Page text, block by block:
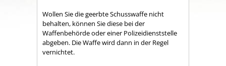
Wollen Sie die geerbte Schusswaffe nicht
behalten, können Sie diese bei der
Waffenbehörde oder einer Polizeidienststelle
abgeben. Die Waffe wird dann in der Regel
vernichtet.